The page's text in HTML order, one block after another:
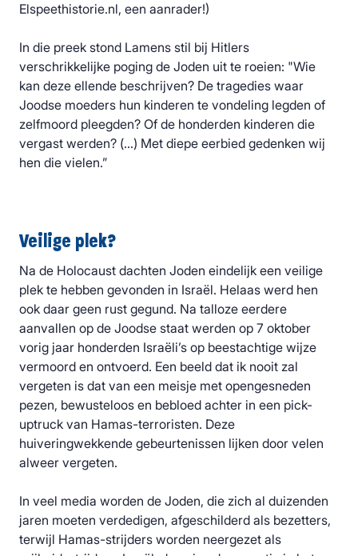
Elspeethistorie.nl, een aanrader!)
In die preek stond Lamens stil bij Hitlers
verschrikkelijke poging de Joden uit te roeien: "Wie
kan deze ellende beschrijven? De tragedies waar
Joodse moeders hun kinderen te vondeling legden of
zelfmoord pleegden? Of de honderden kinderen die
vergast werden? (…) Met diepe eerbied gedenken wij
hen die vielen.”
Veilige plek?
Na de Holocaust dachten Joden eindelijk een veilige
plek te hebben gevonden in Israël. Helaas werd hen
ook daar geen rust gegund. Na talloze eerdere
aanvallen op de Joodse staat werden op 7 oktober
vorig jaar honderden Israëli’s op beestachtige wijze
vermoord en ontvoerd. Een beeld dat ik nooit zal
vergeten is dat van een meisje met opengesneden
pezen, bewusteloos en bebloed achter in een pick-
uptruck van Hamas-terroristen. Deze
huiveringwekkende gebeurtenissen lijken door velen
alweer vergeten.
In veel media worden de Joden, die zich al duizenden
jaren moeten verdedigen, afgeschilderd als bezetters,
terwijl Hamas-strijders worden neergezet als